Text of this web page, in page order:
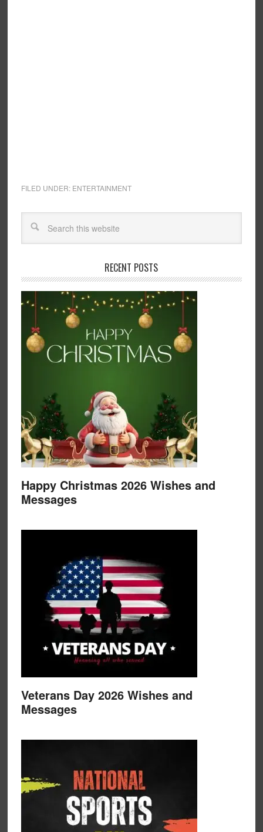
FILED UNDER: ENTERTAINMENT
RECENT POSTS
Happy Christmas 2026 Wishes and
Messages
Veterans Day 2026 Wishes and
Messages